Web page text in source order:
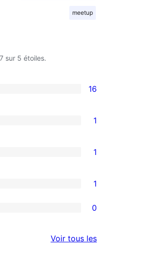
meetup
sur 5 étoiles.
16
1
1
1
0
Voir tous lesavis